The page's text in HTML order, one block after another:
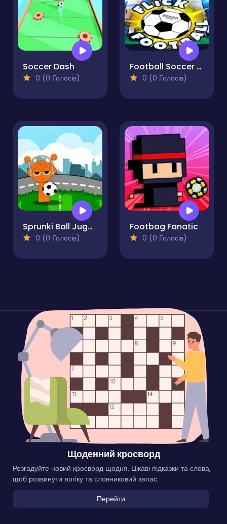
Soccer Dash
0 (0 Голосів)
Football Soccer Mondial
0 (0 Голосів)
Sprunki Ball Juggling
0 (0 Голосів)
Footbag Fanatic
0 (0 Голосів)
Щоденний кросворд
Розгадуйте новий кросворд щодня. Цікаві підказки та слова,
щоб розвинути логіку та словниковий запас.
Перейти